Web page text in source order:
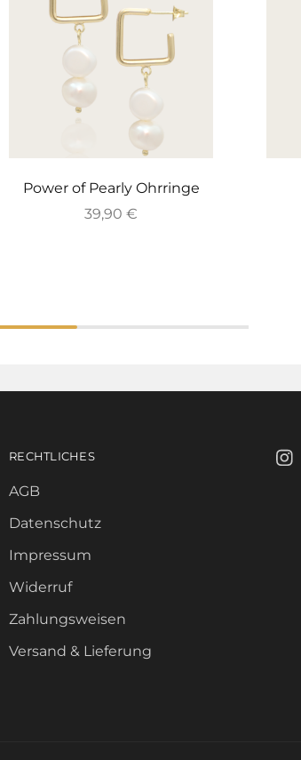
Power of Pearly Ohrringe
39,90 €
RECHTLICHES
AGB
Datenschutz
Impressum
Widerruf
Zahlungsweisen
Versand & Lieferung